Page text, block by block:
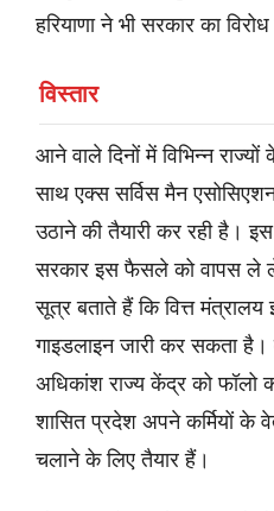
हरियाणा ने भी सरकार का
विस्तार
आने वाले दिनों में विभिन्न
साथ एक्स सर्विस मैन
उठाने की तैयारी कर रही है।
सरकार इस फैसले को वापस ले
सूत्र बताते हैं कि वित्त
गाइडलाइन जारी कर सकता
अधिकांश राज्य केंद्र को फॉलो
शासित प्रदेश अपने कर्मियों के
चलाने के लिए तैयार हैं।